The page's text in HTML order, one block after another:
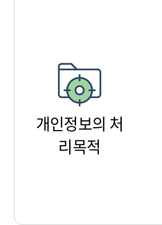
개인정보의 처
리목적